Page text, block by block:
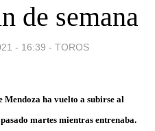
de semana
- 16:39 - TOROS
ha vuelto a subirse al
martes mientras entrenaba.